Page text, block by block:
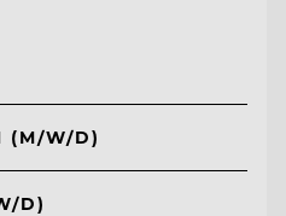
(M/W/D)
D)